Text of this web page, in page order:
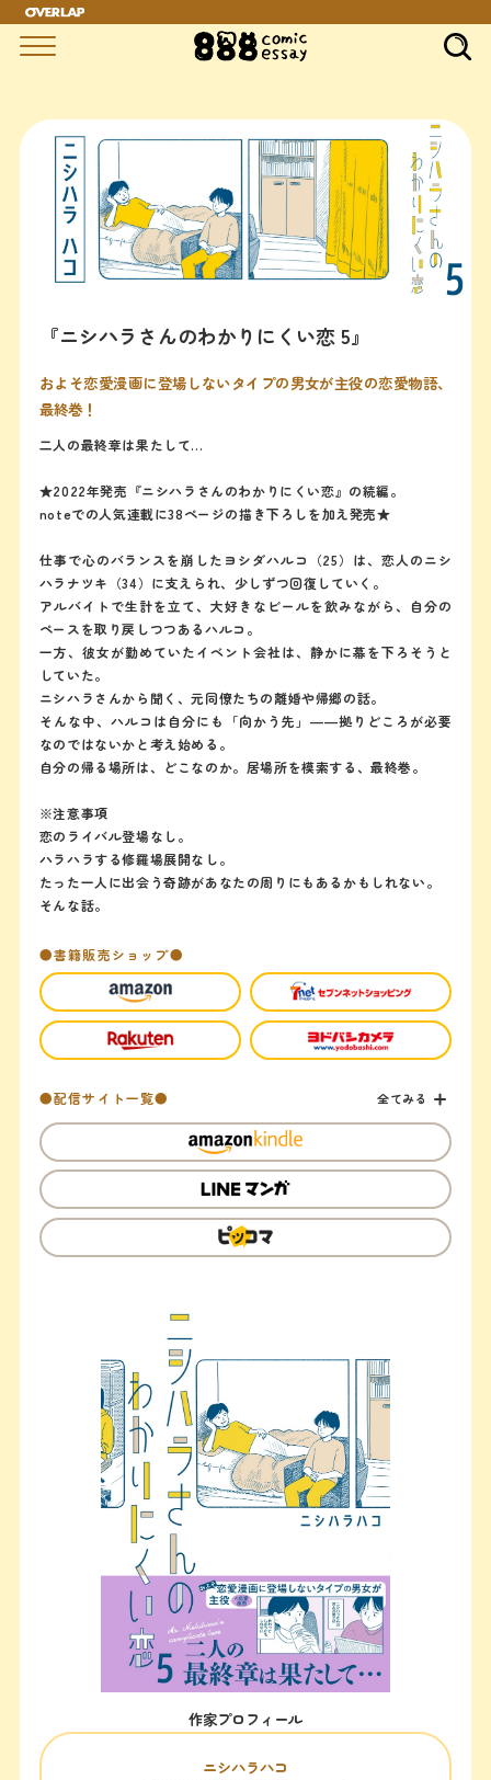
『ニシハラさんのわかりにくい恋 5』
およそ恋愛漫画に登場しないタイプの男女が主役の恋愛物語、
最終巻！
二人の最終章は果たして…
★2022年発売『ニシハラさんのわかりにくい恋』の続編。
noteでの人気連載に38ページの描き下ろしを加え発売★
仕事で心のバランスを崩したヨシダハルコ（25）は、恋人のニシ
ハラナツキ（34）に支えられ、少しずつ回復していく。
アルバイトで生計を立て、大好きなビールを飲みながら、自分の
ペースを取り戻しつつあるハルコ。
一方、彼女が勤めていたイベント会社は、静かに幕を下ろそうと
していた。
ニシハラさんから聞く、元同僚たちの離婚や帰郷の話。
そんな中、ハルコは自分にも「向かう先」――拠りどころが必要
なのではないかと考え始める。
自分の帰る場所は、どこなのか。居場所を模索する、最終巻。
※注意事項
恋のライバル登場なし。
ハラハラする修羅場展開なし。
たった一人に出会う奇跡があなたの周りにもあるかもしれない。
そんな話。
●書籍販売ショップ●
●配信サイト一覧● 全てみる
作家プロフィール
ニシハラハコ